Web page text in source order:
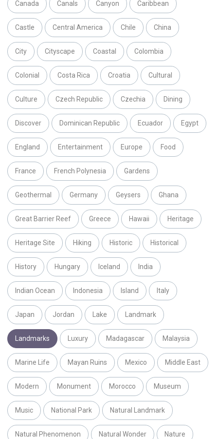
Canada Canals Canyon Caribbean
Castle Central America Chile China
City Cityscape Coastal Colombia
Colonial Costa Rica Croatia Cultural
Culture Czech Republic Czechia Dining
Discover Dominican Republic Ecuador Egypt
England Entertainment Europe Food
France French Polynesia Gardens
Geothermal Germany Geysers Ghana
Great Barrier Reef Greece Hawaii Heritage
Heritage Site Hiking Historic Historical
History Hungary Iceland India
Indian Ocean Indonesia Island Italy
Japan Jordan Lake Landmark
Landmarks Luxury Madagascar Malaysia
Marine Life Mayan Ruins Mexico Middle East
Modern Monument Morocco Museum
Music National Park Natural Landmark
Natural Phenomenon Natural Wonder Nature